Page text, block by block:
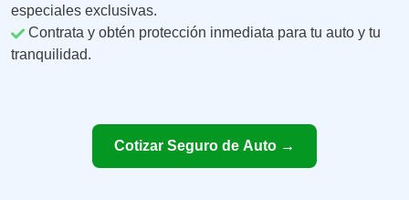
especiales exclusivas.
Contrata y obtén protección inmediata para tu auto y tu
tranquilidad.
Cotizar Seguro de Auto →